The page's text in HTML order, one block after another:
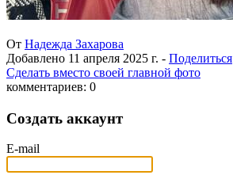
От Надежда Захарова
Добавлено 11 апреля 2025 г. - Поделиться
Сделать вместо своей главной фото
комментариев: 0
Создать аккаунт
E-mail